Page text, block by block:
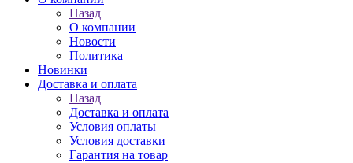
Назад
О компании
Новости
Политика
Новинки
Доставка и оплата
Назад
Доставка и оплата
Условия оплаты
Условия доставки
Гарантия на товар